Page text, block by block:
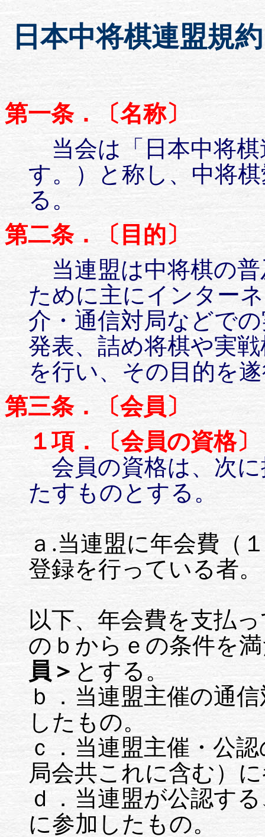
日本中将棋連盟規約
第一条．〔名称〕
当会は「日本中将棋
す。）と称し、中将
る。
第二条．〔目的〕
当連盟は中将棋の
ために主にインター
介・通信対局などで
発表、詰め将棋や実
を行い、その目的を
第三条．〔会員〕
１項．〔会員の資格〕
会員の資格は、次
たすものとする。
ａ.当連盟に年会費（
登録を行っている者。
以下、年会費を支払
のｂからｅの条件を
員＞ とする。
ｂ．当連盟主催の通
したもの。
ｃ．当連盟主催・公
局会共これに含む）
ｄ．当連盟が公認す
に参加したもの。